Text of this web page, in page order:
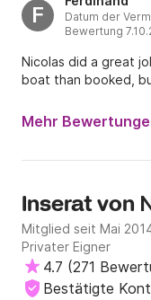
Rückfahrt über die
Badestrand AR).
können. Haustiere
dürfen. (:-)
Nicolas
F
Datum der
Bewertung
Nicolas did a great
boat than booked,
Mehr
Inserat von
Mitglied seit Mai
Privater Eigner
4.7 (271
Bestätigte